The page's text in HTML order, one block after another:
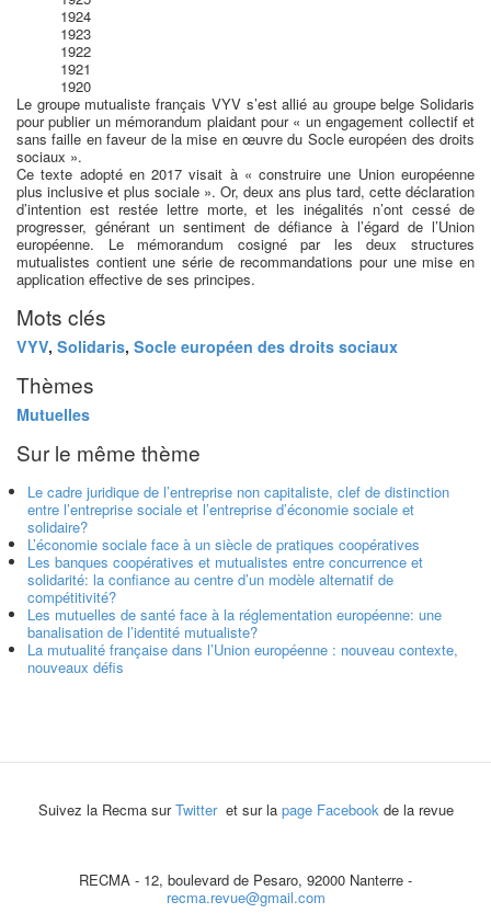
1924
1923
1922
1921
1920
Le groupe mutualiste français VYV s’est allié au groupe belge Solidaris
pour publier un mémorandum plaidant pour « un engagement collectif et
sans faille en faveur de la mise en œuvre du Socle européen des droits
sociaux ».
Ce texte adopté en 2017 visait à « construire une Union européenne
plus inclusive et plus sociale ». Or, deux ans plus tard, cette déclaration
d’intention est restée lettre morte, et les inégalités n’ont cessé de
progresser, générant un sentiment de défiance à l’égard de l’Union
européenne. Le mémorandum cosigné par les deux structures
mutualistes contient une série de recommandations pour une mise en
application effective de ses principes.
Mots clés
VYV, Solidaris, Socle européen des droits sociaux
Thèmes
Mutuelles
Sur le même thème
Le cadre juridique de l’entreprise non capitaliste, clef de distinction
entre l’entreprise sociale et l’entreprise d’économie sociale et
solidaire?
L’économie sociale face à un siècle de pratiques coopératives
Les banques coopératives et mutualistes entre concurrence et
solidarité: la confiance au centre d’un modèle alternatif de
compétitivité?
Les mutuelles de santé face à la réglementation européenne: une
banalisation de l’identité mutualiste?
La mutualité française dans l’Union européenne : nouveau contexte,
nouveaux défis
Suivez la Recma surTwitter et sur la page Facebookde la revue
RECMA - 12, boulevard de Pesaro, 92000 Nanterre -
recma.revue@gmail.com